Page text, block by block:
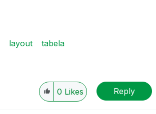
layout tabela
0 Likes Reply